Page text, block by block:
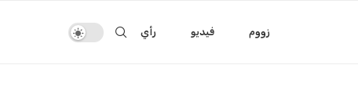
زووم فيديو رأي